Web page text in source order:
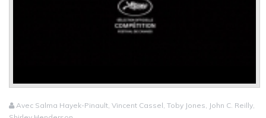
Avec Salma Hayek-Pinault, Vincent Cassel, Toby Jones, John C. Reilly,